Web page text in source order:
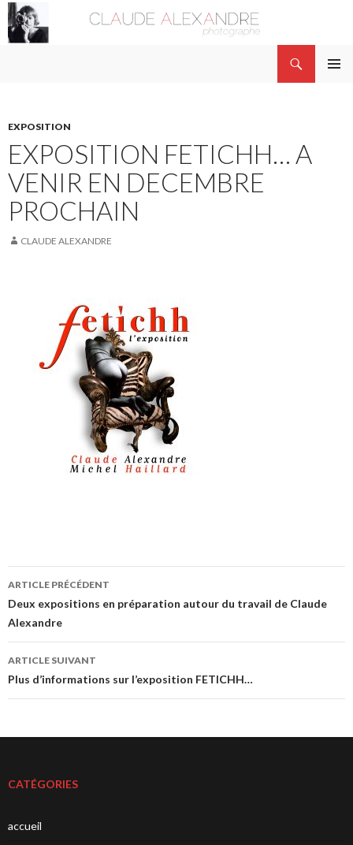
EXPOSITION
EXPOSITION FETICHH… A
VENIR EN DECEMBRE
PROCHAIN
CLAUDE ALEXANDRE
Navigation de l’article
ARTICLE PRÉCÉDENT
Deux expositions en préparation autour du travail de Claude
Alexandre
ARTICLE SUIVANT
Plus d’informations sur l’exposition FETICHH…
CATÉGORIES
accueil